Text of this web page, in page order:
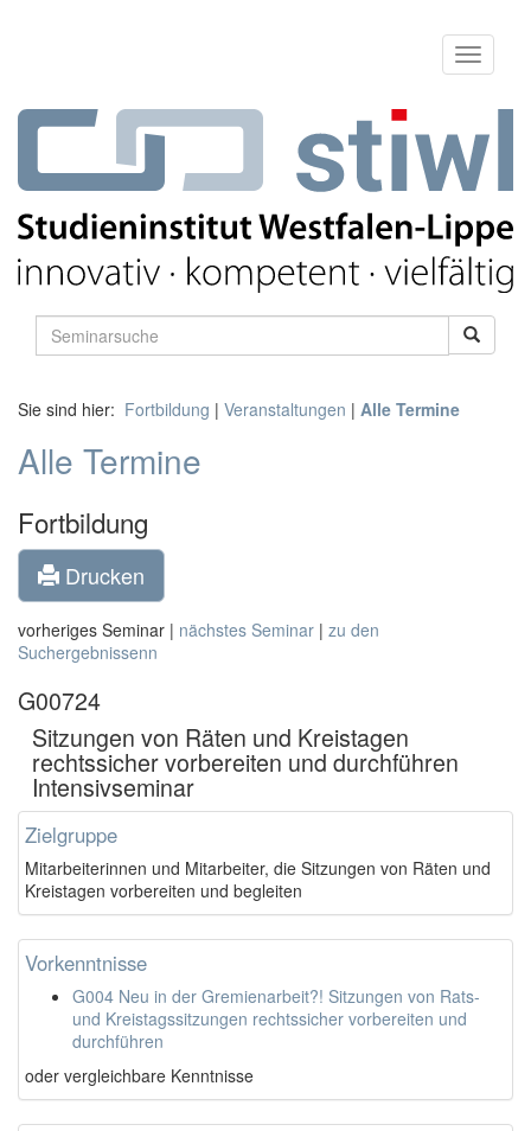
Sie sind hier: Fortbildung | Veranstaltungen | Alle Termine
Alle Termine
Fortbildung
Drucken
vorheriges Seminar | nächstes Seminar | zu den
Suchergebnissenn
G00724
Sitzungen von Räten und Kreistagen
rechtssicher vorbereiten und durchführen 
Intensivseminar
Zielgruppe
Mitarbeiterinnen und Mitarbeiter, die Sitzungen von Räten und
Kreistagen vorbereiten und begleiten
Vorkenntnisse
G004 Neu in der Gremienarbeit?! Sitzungen von Rats-
und Kreistagssitzungen rechtssicher vorbereiten und
durchführen
oder vergleichbare Kenntnisse